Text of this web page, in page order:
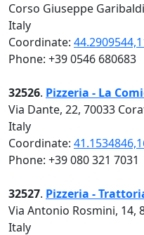
Corso Giuseppe
Italy
Coordinate:
Phone: +39 0546 680683
32526. Pizzeria - La
Via Dante, 22, 70033
Italy
Coordinate:
Phone: +39 080 321 7031
32527. Pizzeria -
Via Antonio Rosmini, 14,
Italy